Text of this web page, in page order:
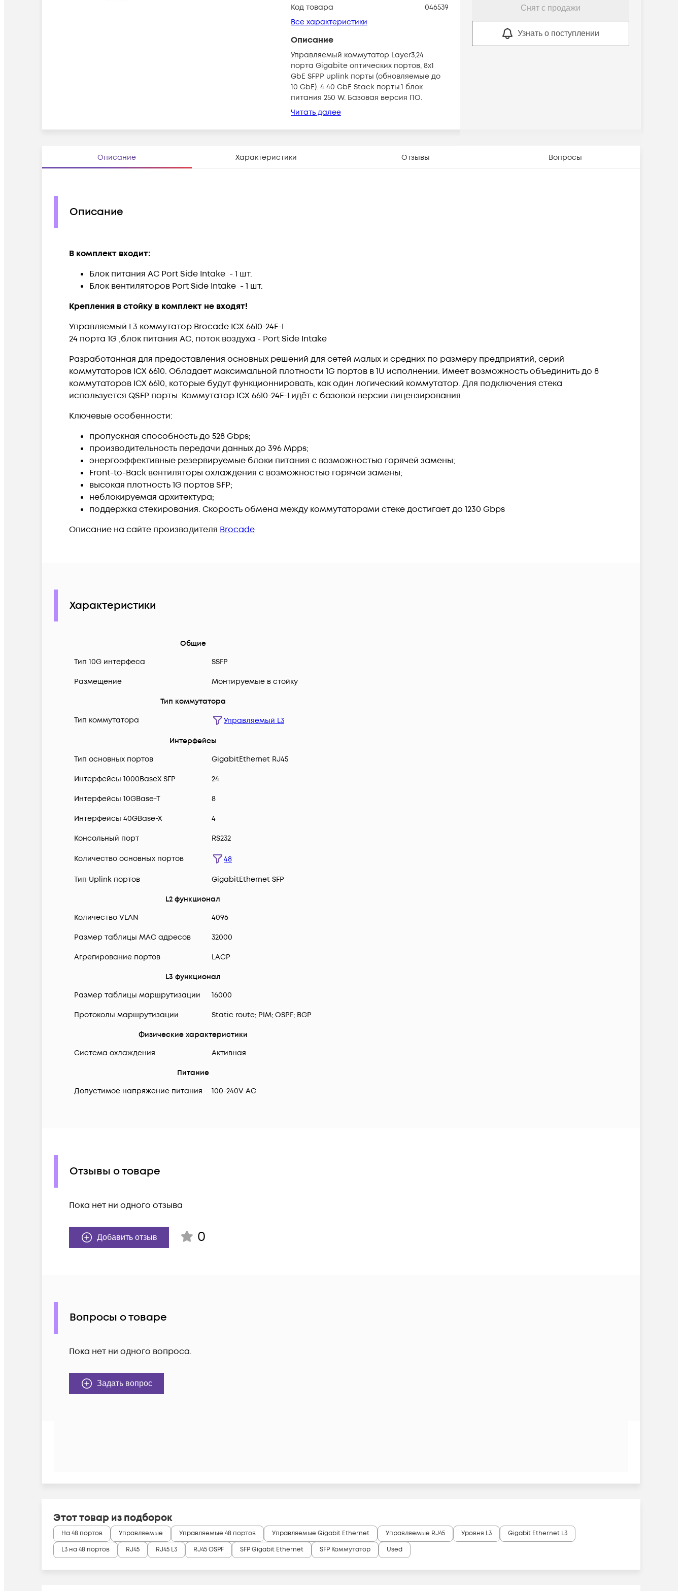
Код товара
046539
Все характеристики
Описание
Управляемый коммутатор Layer3,24
порта Gigabite оптических портов, 8x1
GbE SFPP uplink порты (обновляемые до
10 GbE). 4 40 GbE Stack порты.1 блок
питания 250 W. Базовая версия ПО.
Читать далее
Снят с продажи
Узнать о поступлении
Описание Характеристики Отзывы Вопросы
Описание
В комплект входит:
Блок питания AC Port Side Intake - 1 шт.
Блок вентиляторов Port Side Intake - 1 шт.
Крепления в стойку в комплект не входят!
Управляемый L3 коммутатор Brocade ICX 6610-24F-I
24 порта 1G ,блок питания AC, поток воздуха - Port Side Intake
Разработанная для предоставления основных решений для сетей малых и средних по размеру предприятий, серий
коммутаторов ICX 6610. Обладает максимальной плотности 1G портов в 1U исполнении. Имеет возможность объединить до 8
коммутаторов ICX 6610, которые будут функционнировать, как один логический коммутатор. Для подключения стека
используется QSFP порты. Коммутатор ICX 6610-24F-I идёт с базовой версии лицензирования.
Ключевые особенности:
пропускная способность до 528 Gbps;
производительность передачи данных до 396 Mpps;
энергоэффективные резервируемые блоки питания с возможностью горячей замены;
Front-to-Back вентиляторы охлаждения с возможностью горячей замены;
высокая плотность 1G портов SFP;
неблокируемая архитектура;
поддержка стекирования. Скорость обмена между коммутаторами стеке достигает до 1230 Gbps
Описание на сайте производителя Brocade
Характеристики
Общие
Тип 10G интерфеса
SSFP
Размещение Монтируемые в стойку
Тип коммутатора
Тип коммутатора
Управляемый L3
Интерфейсы
Тип основных портов
GigabitEthernet RJ45
Интерфейсы 1000BaseX SFP 24
Интерфейсы 10GBase-T 8
Интерфейсы 40GBase-X 4
Консольный порт RS232
Количество основных портов 48
Тип Uplink портов GigabitEthernet SFP
L2 функционал
Количество VLAN
4096
Размер таблицы MAC адресов 32000
Агрегирование портов LACP
L3 функционал
Размер таблицы маршрутизации
16000
Протоколы маршрутизации Static route; PIM; OSPF; BGP
Физические характеристики
Система охлаждения
Активная
Питание
Допустимое напряжение питания
100-240V AC
Отзывы о товаре
Пока нет ни одного отзыва
Добавить отзыв 0
Вопросы о товаре
Пока нет ни одного вопроса.
Задать вопрос
Этот товар из подборок
На 48 портов Управляемые Управляемые 48 портов Управляемые Gigabit Ethernet Управляемые RJ45 Уровня L3
Gigabit Ethernet L3
L3 на 48 портов
RJ45 RJ45 L3 RJ45 OSPF SFP Gigabit Ethernet SFP Коммутатор Used